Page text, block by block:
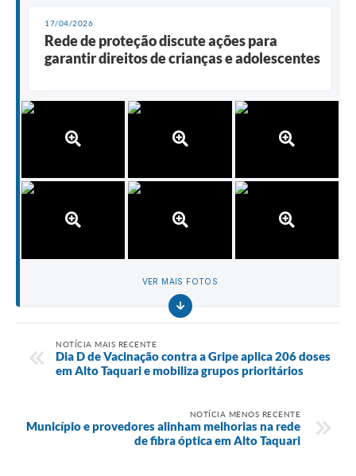
17/04/2026
Rede de proteção discute ações para
garantir direitos de crianças e adolescentes
VER MAIS FOTOS
NOTÍCIA MAIS RECENTE
Dia D de Vacinação contra a Gripe aplica 206 doses
em Alto Taquari e mobiliza grupos prioritários
NOTÍCIA MENOS RECENTE
Município e provedores alinham melhorias na rede
de fibra óptica em Alto Taquari